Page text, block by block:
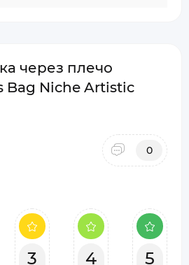
через плечо
Bag Niche Artistic
0
3 4 5